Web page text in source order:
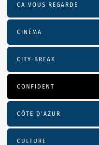
CA VOUS REGARDE
CINÉMA
CITY-BREAK
CONFIDENT
CÔTE D’AZUR
CULTURE